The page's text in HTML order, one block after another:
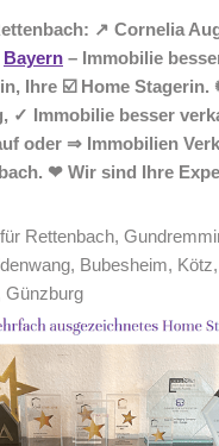
↗️ Cornelia
Bayern – Immobilie
Ihre ☑️ Home Stagerin.
✓ Immobilie besser
oder ⇒ Immobilien
❤ Wir sind Ihre